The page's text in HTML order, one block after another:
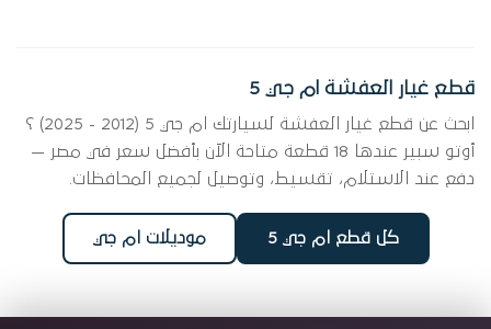
قطع غيار العفشة ام جي 5
ابحث عن قطع غيار العفشة لسيارتك ام جي 5 (2012 - 2025) ؟
أوتو سبير عندها 18 قطعة متاحة الآن بأفضل سعر في مصر —
دفع عند الاستلام، تقسيط، وتوصيل لجميع المحافظات.
كل قطع ام جي 5 موديلات ام جي